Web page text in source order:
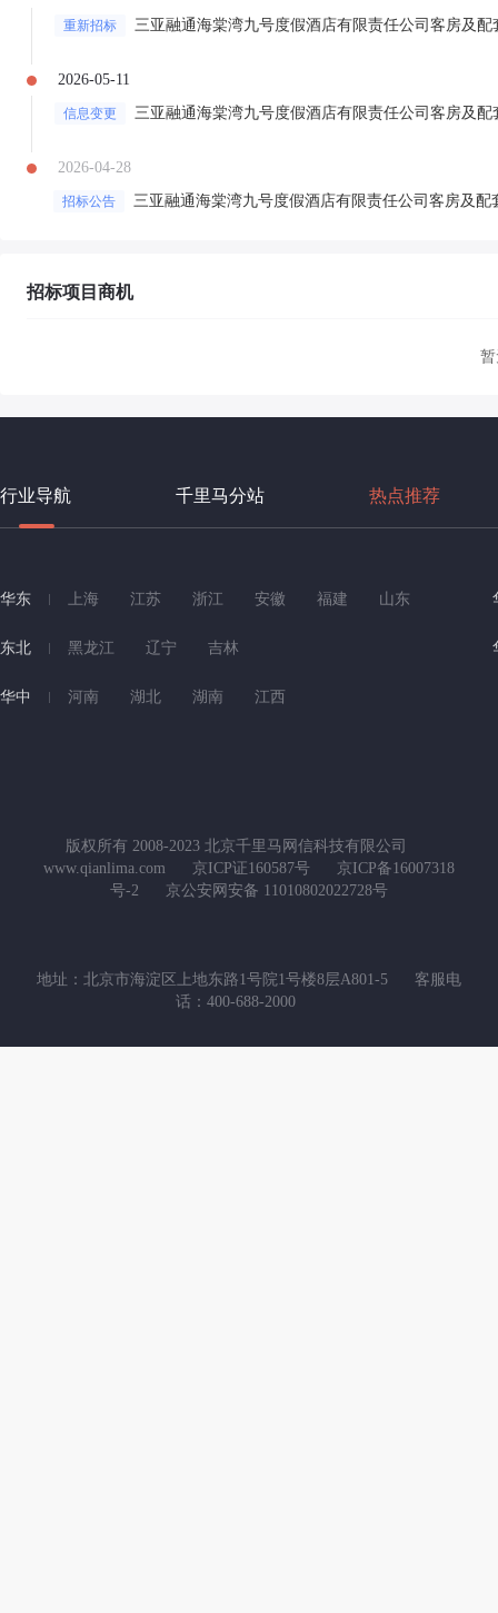
重新招标
2026-05-11
信息变更
2026-04-28
招标公告
招标项目商机
行业导航 千里马分站 热点推荐
华东 上海 江苏 浙江 安徽 福建 山东
东北 黑龙江 辽宁 吉林
华中 河南 湖北 湖南 江西
版权所有 2008-2023 北京千里马网信科技有限公司
www.qianlima.com
京ICP证160587号
京ICP备16007318
号-2
京公安网安备 11010802022728号
地址：北京市海淀区上地东路1号院1号楼8层A801-5
客服电
话：400-688-2000